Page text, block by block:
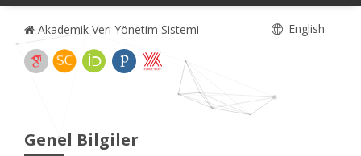
Akademik Veri Yönetim Sistemi English
Genel Bilgiler